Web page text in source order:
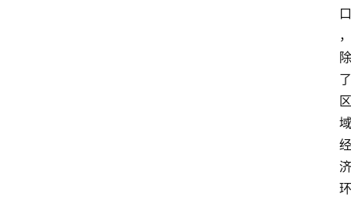
口
，
除
了
区
域
经
济
环